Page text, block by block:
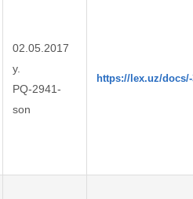
02.05.2017
y.
PQ-2941-
son
https://lex.uz/docs/-